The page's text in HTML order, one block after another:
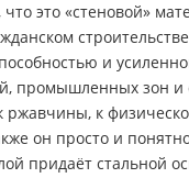
это «стеновой»
и
промышленных зон
ржавчины, к
он просто и
придаёт стальной